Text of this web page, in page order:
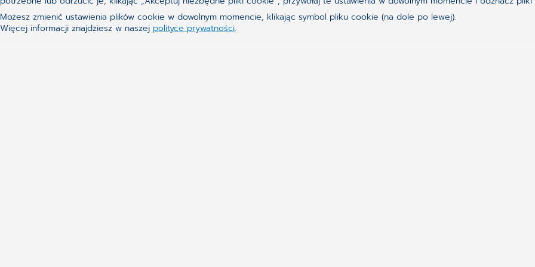
Możesz zmienić ustawienia plików cookie w dowolnym momencie, klikając symbol pliku cookie (na dole po lewej).
Więcej informacji znajdziesz w naszej polityce prywatności.